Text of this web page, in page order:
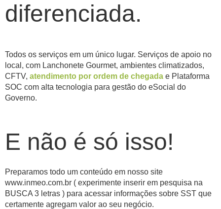
diferenciada.
Todos os serviços em um único lugar. Serviços de apoio no
local, com Lanchonete Gourmet, ambientes climatizados,
CFTV, atendimento por ordem de chegada e Plataforma
SOC com alta tecnologia para gestão do eSocial do
Governo.
E não é só isso!
Preparamos todo um conteúdo em nosso site
www.inmeo.com.br ( experimente inserir em pesquisa na
BUSCA 3 letras ) para acessar informações sobre SST que
certamente agregam valor ao seu negócio.